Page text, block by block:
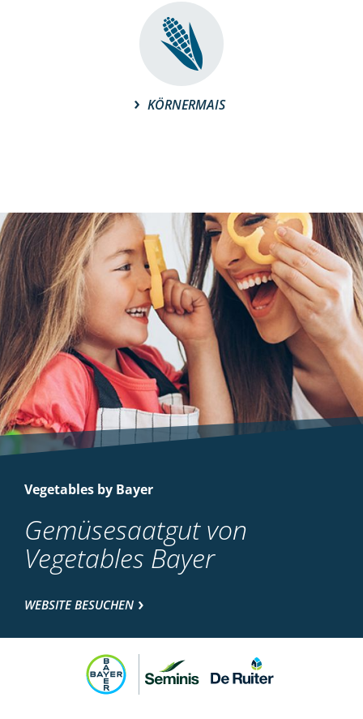
KÖRNERMAIS
Vegetables by Bayer
Gemüsesaatgut von
Vegetables Bayer
WEBSITE BESUCHEN